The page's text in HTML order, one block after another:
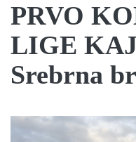
PRVO
LIGE
Srebrna